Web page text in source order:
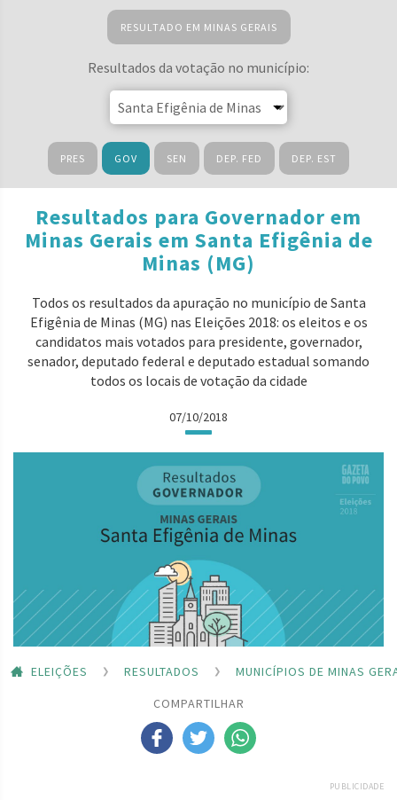
RESULTADO EM MINAS GERAIS
Resultados da votação no município:
PRES GOV SEN DEP. FED DEP. EST
Resultados para Governador em
Minas Gerais em Santa Efigênia de
Minas (MG)
Todos os resultados da apuração no município de Santa
Efigênia de Minas (MG) nas Eleições 2018: os eleitos e os
candidatos mais votados para presidente, governador,
senador, deputado federal e deputado estadual somando
todos os locais de votação da cidade
07/10/2018
ELEIÇÕES RESULTADOS
MUNICÍPIOS DE MINAS
COMPARTILHAR
PUBLICIDADE